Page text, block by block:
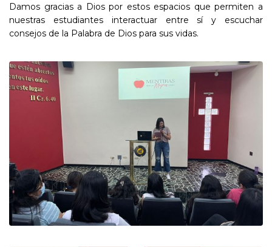
Damos gracias a Dios por estos espacios que permiten a
nuestras estudiantes interactuar entre sí y escuchar
consejos de la Palabra de Dios para sus vidas.